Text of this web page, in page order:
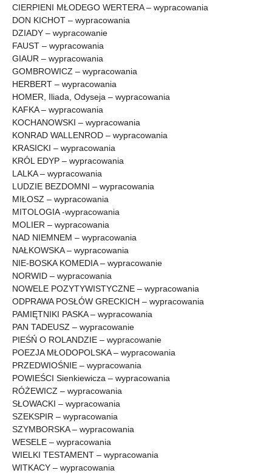
CIERPIENI MŁODEGO WERTERA – wypracowania
DON KICHOT – wypracowania
DZIADY – wypracowanie
FAUST – wypracowania
GIAUR – wypracowania
GOMBROWICZ – wypracowania
HERBERT – wypracowania
HOMER, Iliada, Odyseja – wypracowania
KAFKA – wypracowania
KOCHANOWSKI – wypracowania
KONRAD WALLENROD – wypracowania
KRASICKI – wypracowania
KRÓL EDYP – wypracowania
LALKA – wypracowania
LUDZIE BEZDOMNI – wypracowania
MIŁOSZ – wypracowania
MITOLOGIA -wypracowania
MOLIER – wypracowania
NAD NIEMNEM – wypracowania
NAŁKOWSKA – wypracowania
NIE-BOSKA KOMEDIA – wypracowanie
NORWID – wypracowania
NOWELE POZYTYWISTYCZNE – wypracowania
ODPRAWA POSŁÓW GRECKICH – wypracowania
PAMIĘTNIKI PASKA – wypracowania
PAN TADEUSZ – wypracowanie
PIEŚŃ O ROLANDZIE – wypracowanie
POEZJA MŁODOPOLSKA – wypracowania
PRZEDWIOŚNIE – wypracowania
POWIEŚCI Sienkiewicza – wypracowania
RÓŻEWICZ – wypracowania
SŁOWACKI – wypracowania
SZEKSPIR – wypracowania
SZYMBORSKA – wypracowania
WESELE – wypracowania
WIELKI TESTAMENT – wypracowania
WITKACY – wypracowania